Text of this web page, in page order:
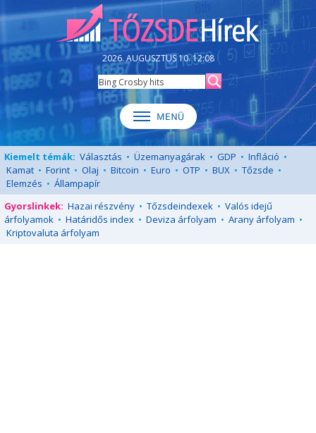
2026. AUGUSZTUS 10. 12:08
Kiemelt témák: Választás • Üzemanyagárak • GDP • Infláció •
Kamat • Forint • Olaj • Bitcoin • Euro • OTP • BUX • Tőzsde •
Elemzés • Állampapír
Gyorslinkek: Hazai részvény • Tőzsdeindexek • Valós idejű
árfolyamok • Határidős index • Deviza árfolyam • Arany árfolyam •
Kriptovaluta árfolyam